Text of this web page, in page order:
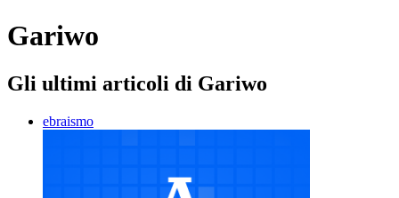
Gariwo
Gli ultimi articoli di Gariwo
ebraismo